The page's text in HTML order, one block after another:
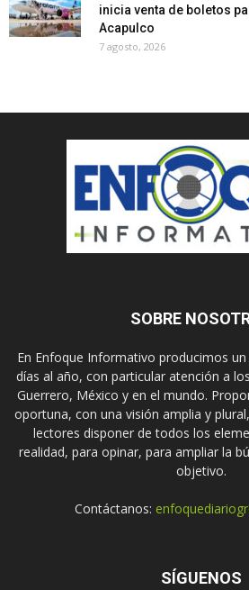
inicia venta de boletos
Acapulco
7 agosto, 2026
SOBRE
En Enfoque Informativo producimos
días al año, con particular atención a
Guerrero, México y en el mundo.
oportuna, con una visión amplia y
lectores disponer de todos los
realidad, para opinar, para ampliar la
objetivo.
Contáctanos:
SÍGUENOS